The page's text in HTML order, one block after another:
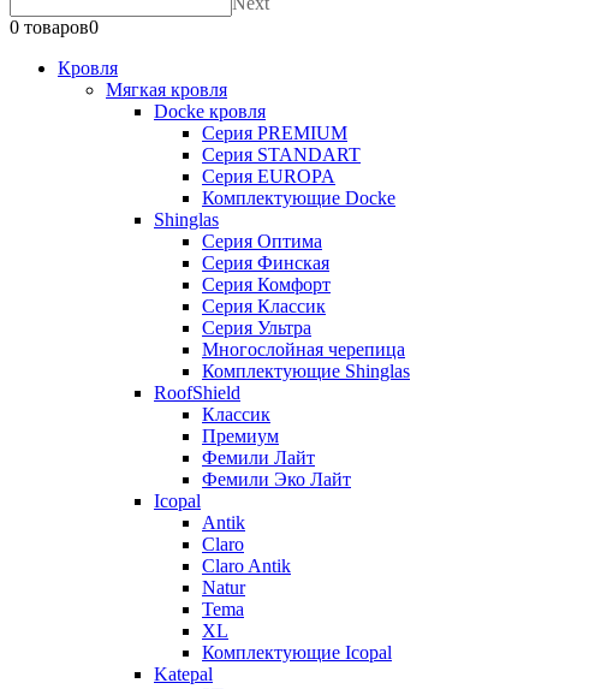
0 товаров0
Кровля
Мягкая кровля
Docke кровля
Серия PREMIUM
Серия STANDART
Серия EUROPA
Комплектующие Docke
Shinglas
Серия Оптима
Серия Финская
Серия Комфорт
Серия Классик
Серия Ультра
Многослойная черепица
Комплектующие Shinglas
RoofShield
Классик
Премиум
Фемили Лайт
Фемили Эко Лайт
Icopal
Antik
Claro
Claro Antik
Natur
Tema
XL
Комплектующие Icopal
Katepal